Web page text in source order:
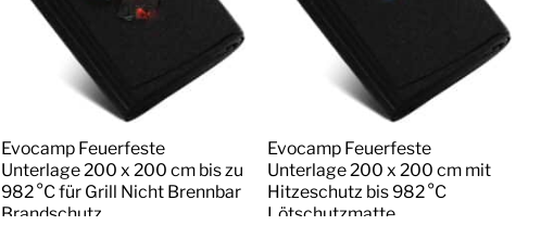
Evocamp Feuerfeste
Unterlage 200 x 200 cm bis zu
982 °C für Grill Nicht Brennbar
Brandschutz
Evocamp Feuerfeste
Unterlage 200 x 200 cm mit
Hitzeschutz bis 982 °C
Lötschutzmatte